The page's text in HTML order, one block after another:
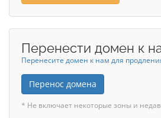
Перенести домен к
Перенесите домен к нам для
Перенос домена
* Не включает некоторые зоны и